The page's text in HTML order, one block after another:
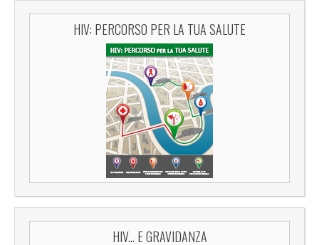
HIV: PERCORSO PER LA TUA SALUTE
HIV... E GRAVIDANZA